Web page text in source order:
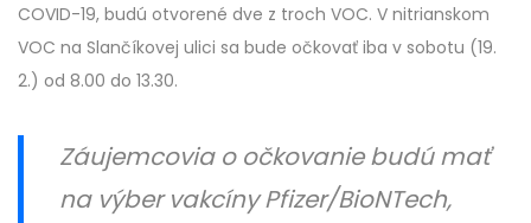
COVID-19, budú otvorené dve z troch VOC. V nitrianskom
VOC na Slančíkovej ulici sa bude očkovať iba v sobotu (19.
2.) od 8.00 do 13.30.
Záujemcovia o očkovanie budú mať
na výber vakcíny Pfizer/BioNTech,